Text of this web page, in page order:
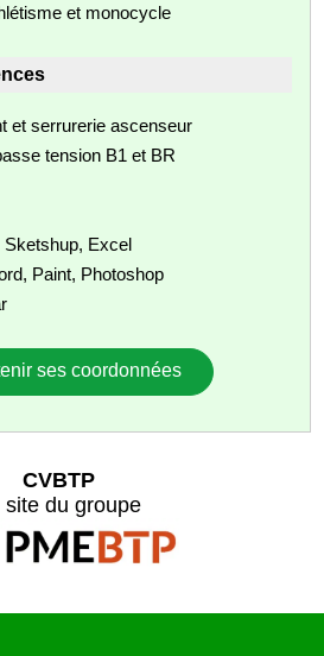
et monocycle
et serrurerie ascenseur
tension B1 et BR
Excel
Paint, Photoshop
ses coordonnées
CVBTP
site du groupe